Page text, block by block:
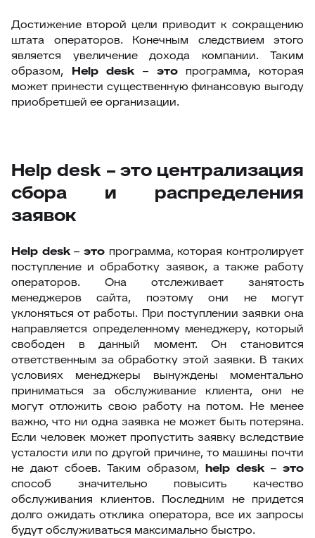
Достижение второй цели приводит к сокращению
штата операторов. Конечным следствием этого
является увеличение дохода компании. Таким
образом, Helpdesk– этопрограмма, которая
может принести существенную финансовую выгоду
приобретшей ее организации.
Help desk – это централизация
сбора и распределения
заявок
Help desk– это программа, которая контролирует
поступление и обработку заявок, а также работу
операторов. Она отслеживает занятость
менеджеров сайта, поэтому они не могут
уклоняться от работы. При поступлении заявки она
направляется определенному менеджеру, который
свободен в данный момент. Он становится
ответственным за обработку этой заявки. В таких
условиях менеджеры вынуждены моментально
приниматься за обслуживание клиента, они не
могут отложить свою работу на потом. Не менее
важно, что ни одна заявка не может быть потеряна.
Если человек может пропустить заявку вследствие
усталости или по другой причине, то машины почти
не дают сбоев. Таким образом, help desk – это
способ значительно повысить качество
обслуживания клиентов. Последним не придется
долго ожидать отклика оператора, все их запросы
будут обслуживаться максимально быстро.